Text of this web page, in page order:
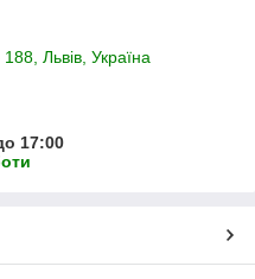
Львів, Україна
17:00